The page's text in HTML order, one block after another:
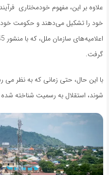
علاوه بر این، مفهوم خودمختاری
خود را تشکیل می‌دهند و حکومت خود
گرفت.
با این حال، حتی زمانی که به نظر می
شوند، استقلال به رسمیت شناخته